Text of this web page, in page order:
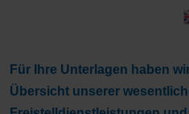
Für Ihre Unterlagen haben
Übersicht unserer